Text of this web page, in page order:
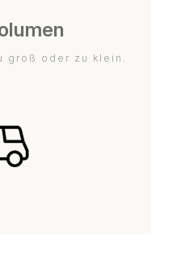
groß oder zu klein.